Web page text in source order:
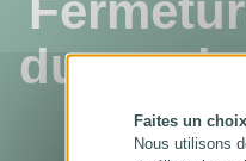
du
Faites un
Nous utilisons